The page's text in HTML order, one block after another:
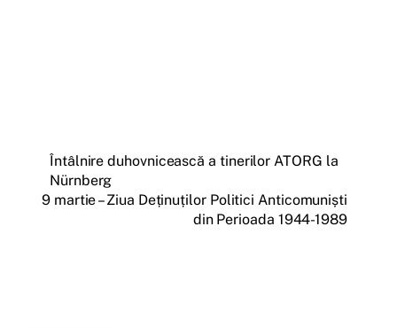
Întâlnire duhovnicească a tinerilor ATORG la
Nürnberg
9 martie – Ziua Deținuților Politici Anticomuniști
din Perioada 1944-1989